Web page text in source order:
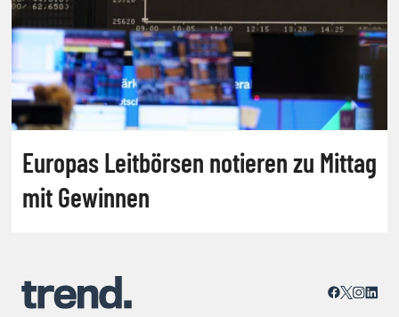
Europas Leitbörsen notieren zu Mittag
mit Gewinnen